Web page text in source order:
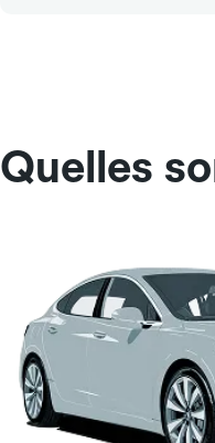
Quelles